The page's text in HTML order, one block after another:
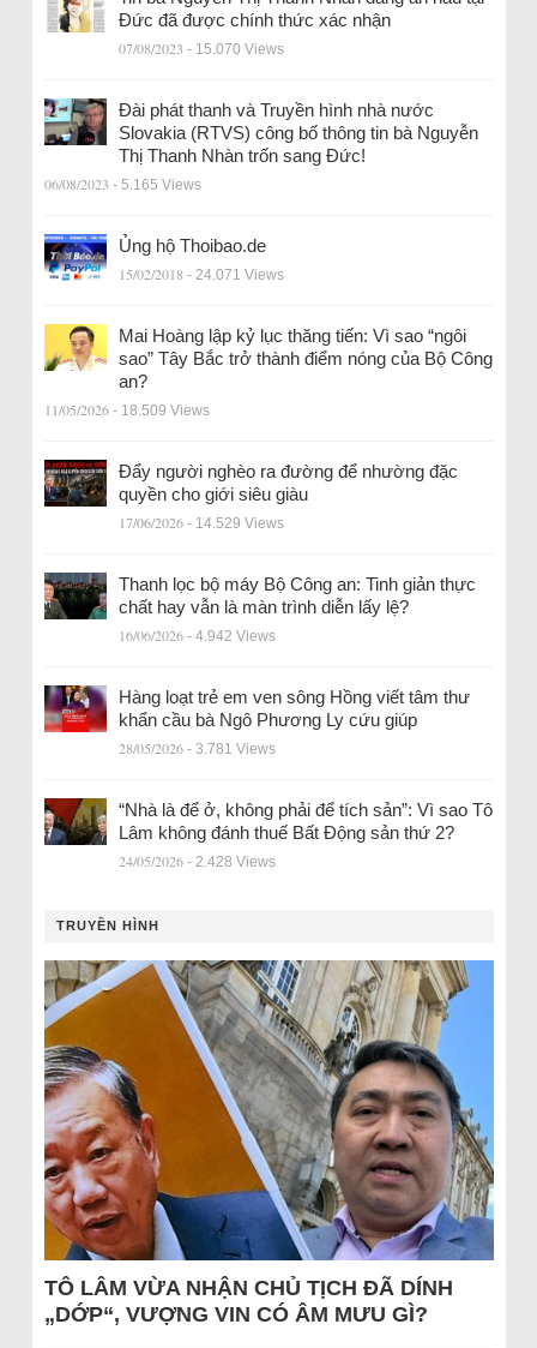
Đức đã được chính thức xác nhận
07/08/2023 - 15.070 Views
Đài phát thanh và Truyền hình nhà nước
Slovakia (RTVS) công bố thông tin bà Nguyễn
Thị Thanh Nhàn trốn sang Đức!
06/08/2023 - 5.165 Views
Ủng hộ Thoibao.de
15/02/2018 - 24.071 Views
Mai Hoàng lập kỷ lục thăng tiến: Vì sao “ngôi
sao” Tây Bắc trở thành điểm nóng của Bộ Công
an?
11/05/2026 - 18.509 Views
Đẩy người nghèo ra đường để nhường đặc
quyền cho giới siêu giàu
17/06/2026 - 14.529 Views
Thanh lọc bộ máy Bộ Công an: Tinh giản thực
chất hay vẫn là màn trình diễn lấy lệ?
16/06/2026 - 4.942 Views
Hàng loạt trẻ em ven sông Hồng viết tâm thư
khẩn cầu bà Ngô Phương Ly cứu giúp
28/05/2026 - 3.781 Views
“Nhà là để ở, không phải để tích sản”: Vì sao Tô
Lâm không đánh thuế Bất Động sản thứ 2?
24/05/2026 - 2.428 Views
TRUYỀN HÌNH
TÔ LÂM VỪA NHẬN CHỦ TỊCH ĐÃ DÍNH
„DỚP“, VƯỢNG VIN CÓ ÂM MƯU GÌ?